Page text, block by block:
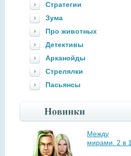
Стратегии
Зума
Про животных
Детективы
Арканойды
Стрелялки
Пасьянсы
Между
мирами. 2 в 1